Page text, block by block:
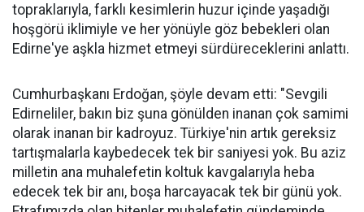
topraklarıyla, farklı kesimlerin huzur içinde yaşadığı
hoşgörü iklimiyle ve her yönüyle göz bebekleri olan
Edirne'ye aşkla hizmet etmeyi sürdüreceklerini anlattı.
Cumhurbaşkanı Erdoğan, şöyle devam etti: "Sevgili
Edirneliler, bakın biz şuna gönülden inanan çok samimi
olarak inanan bir kadroyuz. Türkiye'nin artık gereksiz
tartışmalarla kaybedecek tek bir saniyesi yok. Bu aziz
milletin ana muhalefetin koltuk kavgalarıyla heba
edecek tek bir anı, boşa harcayacak tek bir günü yok.